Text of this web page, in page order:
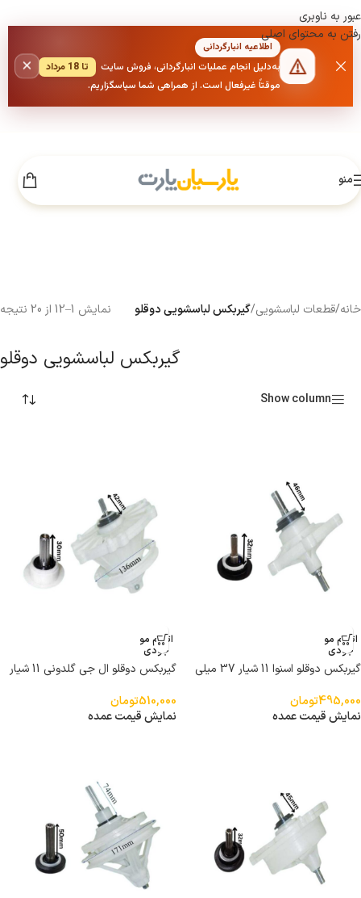
عبور به ناوبری
رفتن به محتوای اصلی
اطلاعیه انبارگردانی
به‌دلیل انجام عملیات انبارگردانی، فروش سایت
تا 18 مرداد
موقتاً غیرفعال است. از همراهی شما سپاسگزاریم.
×
منو
خانه/قطعات لباسشویی/گیربکس لباسشویی دوقلو نمایش 1–12 از 20 نتیجه
گیربکس لباسشویی دوقلو
Show column
اتمام مو
جودی
گیربکس دوقلو اسنوا 11 شیار 37 میلی
495,000تومان
نمایش قیمت عمده
اتمام مو
جودی
گیربکس دوقلو ال جی گلدونی 11 شیار
510,000تومان
نمایش قیمت عمده